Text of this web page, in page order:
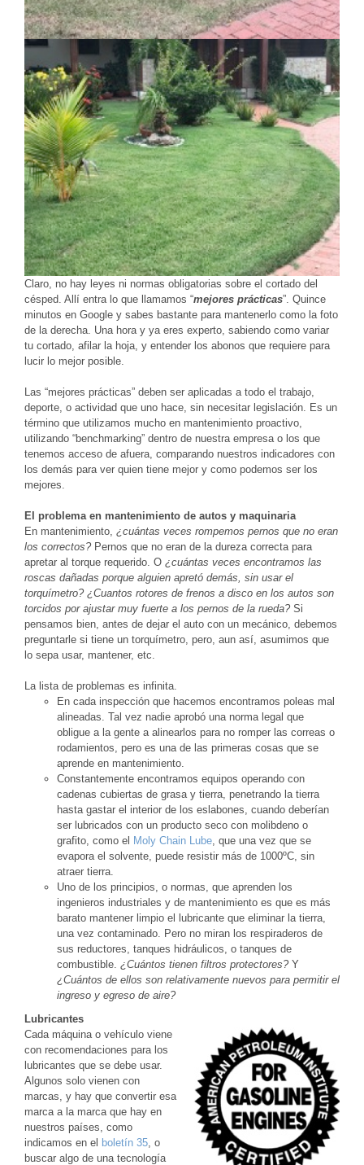
Claro, no hay leyes ni normas obligatorias sobre el cortado del
césped. Allí entra lo que llamamos “mejores prácticas”. Quince
minutos en Google y sabes bastante para mantenerlo como la foto
de la derecha. Una hora y ya eres experto, sabiendo como variar
tu cortado, afilar la hoja, y entender los abonos que requiere para
lucir lo mejor posible.
Las “mejores prácticas” deben ser aplicadas a todo el trabajo,
deporte, o actividad que uno hace, sin necesitar legislación. Es un
término que utilizamos mucho en mantenimiento proactivo,
utilizando “benchmarking” dentro de nuestra empresa o los que
tenemos acceso de afuera, comparando nuestros indicadores con
los demás para ver quien tiene mejor y como podemos ser los
mejores.
El problema en mantenimiento de autos y maquinaria
En mantenimiento, ¿cuántas veces rompemos pernos que no eran
los correctos? Pernos que no eran de la dureza correcta para
apretar al torque requerido. O ¿cuántas veces encontramos las
roscas dañadas porque alguien apretó demás, sin usar el
torquímetro? ¿Cuantos rotores de frenos a disco en los autos son
torcidos por ajustar muy fuerte a los pernos de la rueda?Si
pensamos bien, antes de dejar el auto con un mecánico, debemos
preguntarle si tiene un torquímetro, pero, aun así, asumimos que
lo sepa usar, mantener, etc.
La lista de problemas es infinita.
En cada inspección que hacemos encontramos poleas mal
alineadas. Tal vez nadie aprobó una norma legal que
obligue a la gente a alinearlos para no romper las correas o
rodamientos, pero es una de las primeras cosas que se
aprende en mantenimiento.
Constantemente encontramos equipos operando con
cadenas cubiertas de grasa y tierra, penetrando la tierra
hasta gastar el interior de los eslabones, cuando deberían
ser lubricados con un producto seco con molibdeno o
grafito, como el Moly Chain Lube , que una vez que se
evapora el solvente, puede resistir más de 1000ºC, sin
atraer tierra.
Uno de los principios, o normas, que aprenden los
ingenieros industriales y de mantenimiento es que es más
barato mantener limpio el lubricante que eliminar la tierra,
una vez contaminado. Pero no miran los respiraderos de
sus reductores, tanques hidráulicos, o tanques de
combustible. ¿Cuántos tienen filtros protectores?Y
¿Cuántos de ellos son relativamente nuevos para permitir el
ingreso y egreso de aire?
Lubricantes
Cada máquina o vehículo viene
con recomendaciones para los
lubricantes que se debe usar.
Algunos solo vienen con
marcas, y hay que convertir esa
marca a la marca que hay en
nuestros países, como
indicamos en el boletín 35 , o
buscar algo de una tecnología